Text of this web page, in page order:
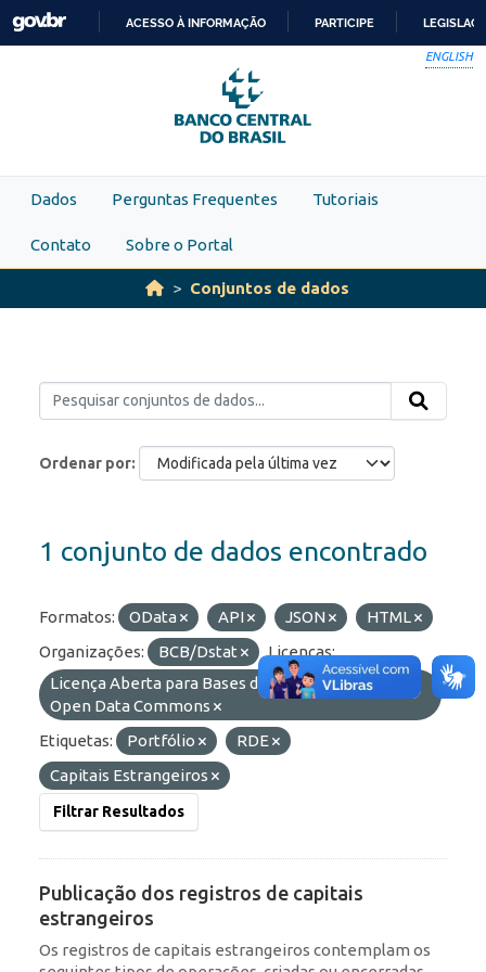
Skip to main content
PARA
O
CONTEÚDO
ACESSO À INFORMAÇÃO PARTICIPE
ENGLISH
Dados Perguntas Frequentes Tutoriais
Contato Sobre o Portal
Conjuntos de dados
Ordenar por
1 conjunto de dados encontrado
Formatos: OData API JSON
HTML
Organizações:
BCB/Dstat
Licenças:
Licença Aberta para Bases de Dados (ODbL) do
Open Data Commons
Etiquetas:
Portfólio
RDE
Capitais Estrangeiros
Filtrar Resultados
Publicação dos registros de capitais
estrangeiros
Os registros de capitais estrangeiros contemplam os